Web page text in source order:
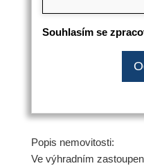
Souhlasím se
Popis nemovitosti:
Ve výhradním